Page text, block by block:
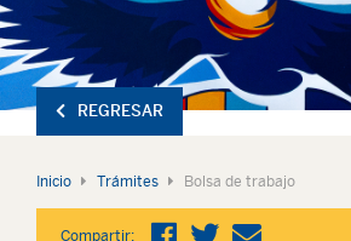
REGRESAR
Inicio Trámites Bolsa de trabajo
Compartir: